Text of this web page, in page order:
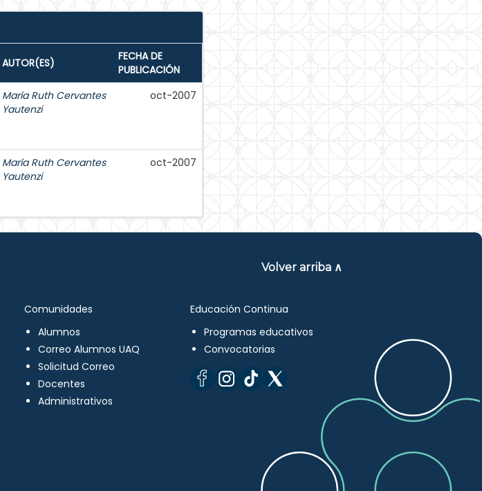
AUTOR(ES)
FECHA DE
PUBLICACIÓN
María Ruth Cervantes
Yautenzi
oct-2007
María Ruth Cervantes
Yautenzi
oct-2007
Volver arriba ∧
Comunidades
Alumnos
Correo Alumnos UAQ
Solicitud Correo
Docentes
Administrativos
Educación Continua
Programas educativos
Convocatorias